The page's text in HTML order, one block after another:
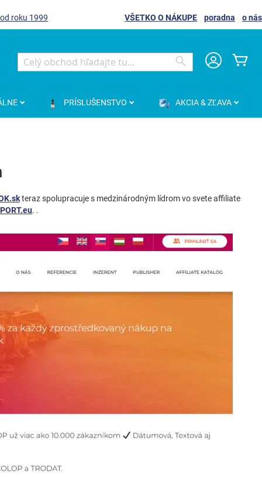
roku 1999 VŠETKO O NÁKUPE poradna
o nás
Search
PRÍSLUŠENSTVO AKCIA & ZĽAVA
teraz spolupracuje s medzinárodným lídrom vo svete affiliate
. .